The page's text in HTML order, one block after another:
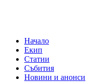
Начало
Екип
Статии
Събития
Новини и анонси